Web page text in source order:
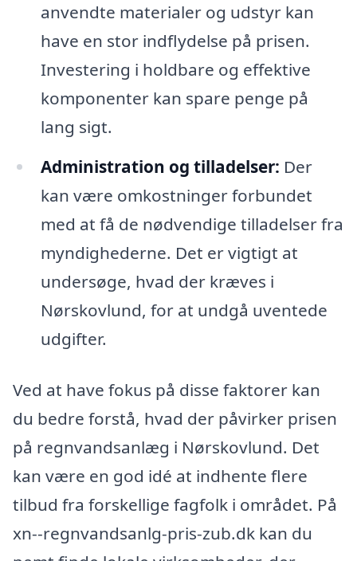
anvendte materialer og udstyr kan
have en stor indflydelse på prisen.
Investering i holdbare og effektive
komponenter kan spare penge på
lang sigt.
Administration og tilladelser: Der
kan være omkostninger forbundet
med at få de nødvendige tilladelser fra
myndighederne. Det er vigtigt at
undersøge, hvad der kræves i
Nørskovlund, for at undgå uventede
udgifter.
Ved at have fokus på disse faktorer kan
du bedre forstå, hvad der påvirker prisen
på regnvandsanlæg i Nørskovlund. Det
kan være en god idé at indhente flere
tilbud fra forskellige fagfolk i området. På
xn--regnvandsanlg-pris-zub.dk kan du